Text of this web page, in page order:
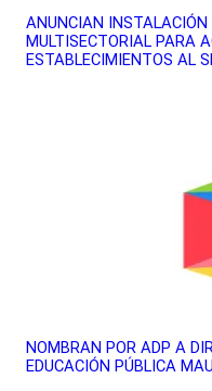
ANUNCIAN INSTALACIÓN
MULTISECTORIAL PARA
ESTABLECIMIENTOS AL
NOMBRAN POR ADP A
EDUCACIÓN PÚBLICA